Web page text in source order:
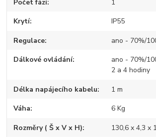
Počet fází 1
Krytí IP55
Regulace ano - 70%/
Dálkové ovládání
ano - 70%/
2 a 4 hodiny
Délka napájecího kabelu 1 m
Váha 6 Kg
Rozměry ( Š x V x H) 130,6 x 4,3 x